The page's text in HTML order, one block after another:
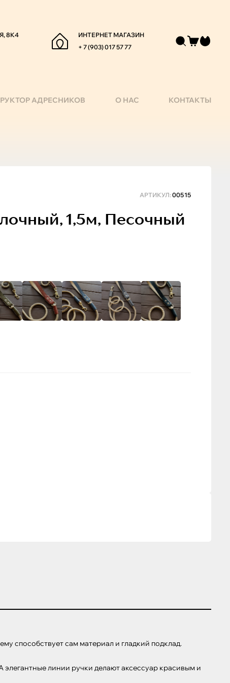
8К4
ИНТЕРНЕТ МАГАЗИН
+ 7 (903) 017 57 77
АДРЕСНИКОВ О НАС КОНТАКТЫ
АРТИКУЛ: 00515
1,5м, Песочный
способствует сам материал и гладкий подклад.
линии ручки делают аксессуар красивым и